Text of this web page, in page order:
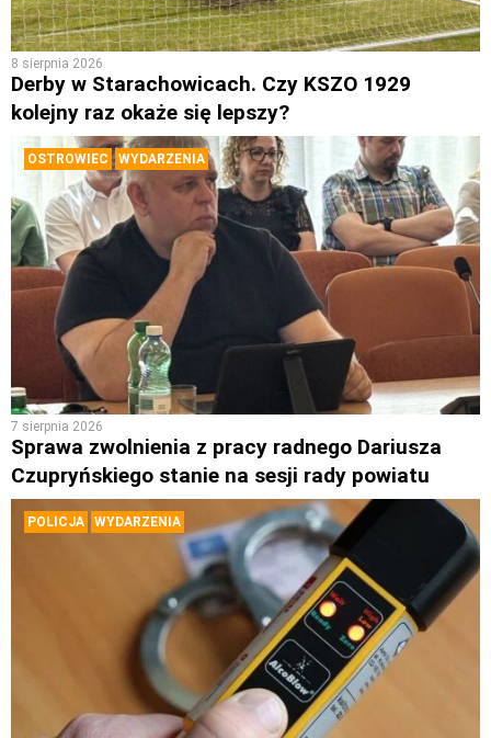
8 sierpnia 2026
Derby w Starachowicach. Czy KSZO 1929
kolejny raz okaże się lepszy?
OSTROWIEC WYDARZENIA
7 sierpnia 2026
Sprawa zwolnienia z pracy radnego Dariusza
Czupryńskiego stanie na sesji rady powiatu
POLICJA WYDARZENIA